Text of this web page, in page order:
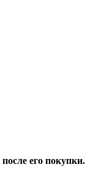
его покупки.